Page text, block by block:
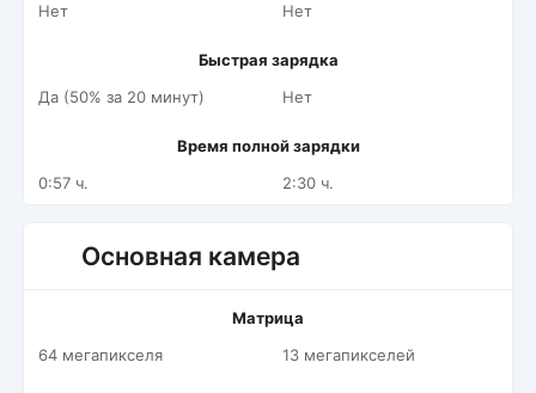
Нет
Нет
Быстрая зарядка
Да (50% за 20 минут)
Нет
Время полной зарядки
0:57 ч.
2:30 ч.
Основная камера
Матрица
64 мегапикселя
13 мегапикселей